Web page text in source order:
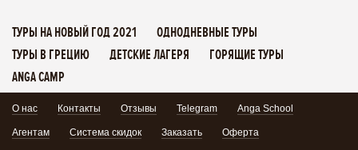
ТУРЫ НА НОВЫЙ ГОД 2021
ОДНОДНЕВНЫЕ ТУРЫ
ТУРЫ В ГРЕЦИЮ
ДЕТСКИЕ ЛАГЕРЯ
ГОРЯЩИЕ ТУРЫ
ANGA CAMP
О нас Контакты Отзывы Telegram Anga School
Агентам Система скидок Заказать Оферта